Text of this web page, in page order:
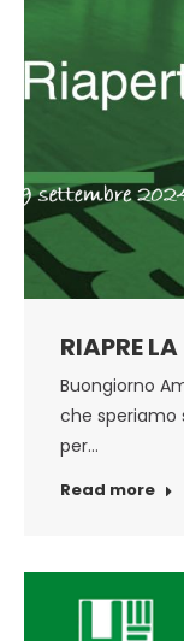
RIAPRE
Buongiorno
che speriamo
per…
Read more